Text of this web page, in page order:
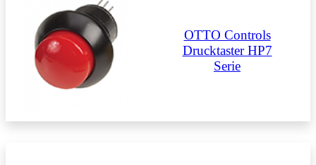
OTTO Controls
Drucktaster HP7
Serie